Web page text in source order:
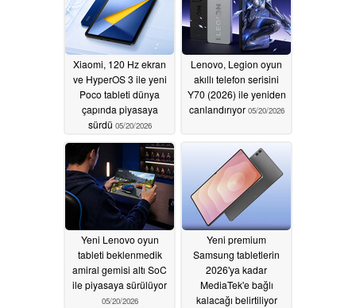
Xiaomi, 120 Hz ekran
ve HyperOS 3 ile yeni
Poco tableti dünya
çapında piyasaya
sürdü 05/20/2026
Lenovo, Legion oyun
akıllı telefon serisini
Y70 (2026) ile yeniden
canlandırıyor 05/20/2026
Yeni Lenovo oyun
tableti beklenmedik
amiral gemisi altı SoC
ile piyasaya sürülüyor
05/20/2026
Yeni premium
Samsung tabletlerin
2026'ya kadar
MediaTek'e bağlı
kalacağı belirtiliyor